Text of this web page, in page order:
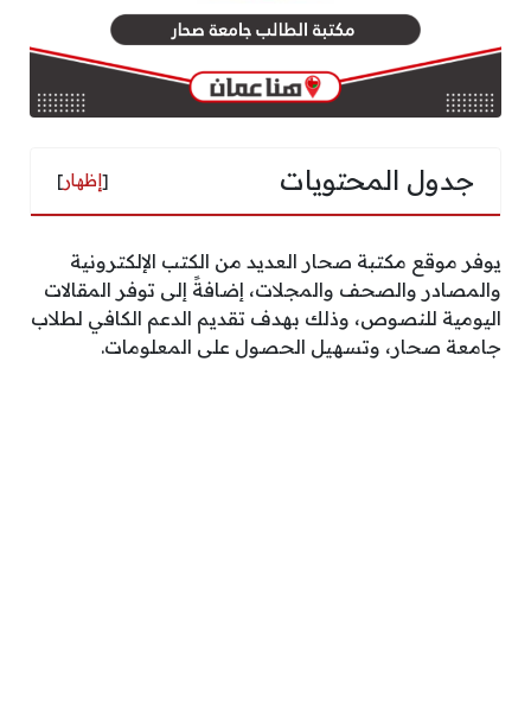
جدول المحتويات [إظهار]
يوفر موقع مكتبة صحار العديد من الكتب الإلكترونية
والمصادر والصحف والمجلات، إضافةً إلى توفر المقالات
اليومية للنصوص، وذلك بهدف تقديم الدعم الكافي لطلاب
جامعة صحار، وتسهيل الحصول على المعلومات.